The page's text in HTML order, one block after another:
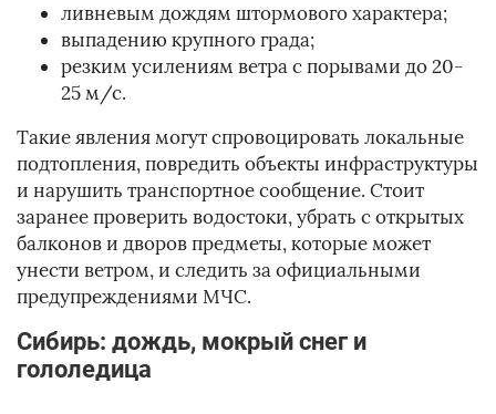
ливневым дождям штормового характера;
выпадению крупного града;
резким усилениям ветра с порывами до 20-
25 м/с.
Такие явления могут спровоцировать локальные
подтопления, повредить объекты инфраструктуры
и нарушить транспортное сообщение. Стоит
заранее проверить водостоки, убрать с открытых
балконов и дворов предметы, которые может
унести ветром, и следить за официальными
предупреждениями МЧС.
Сибирь: дождь, мокрый снег и
гололедица